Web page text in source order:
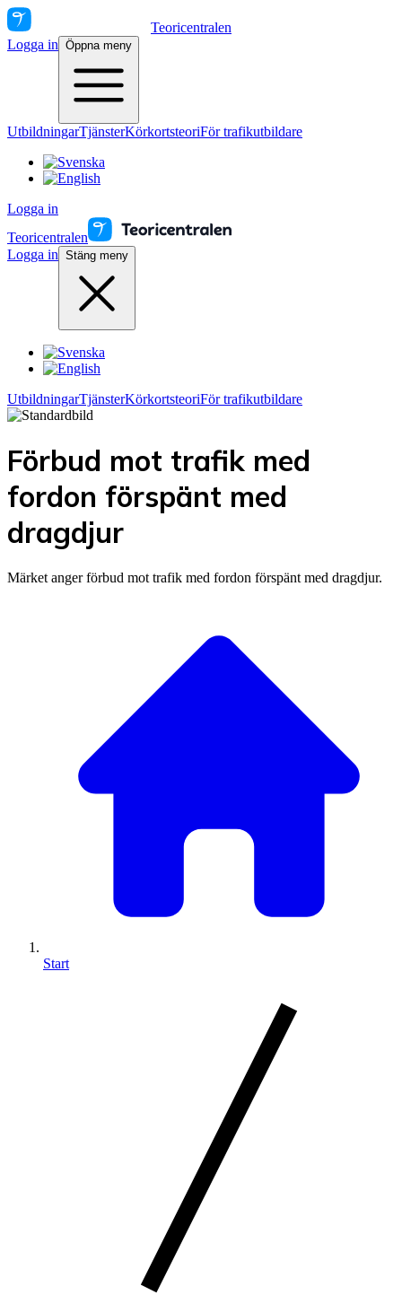
Teoricentralen
Logga in Öppna meny
UtbildningarTjänsterKörkortsteoriFör trafikutbildare
Logga in
Teoricentralen
Logga in Stäng meny
UtbildningarTjänsterKörkortsteoriFör trafikutbildare
Förbud mot trafik med
fordon förspänt med
dragdjur
Märket anger förbud mot trafik med fordon förspänt med dragdjur.
Start